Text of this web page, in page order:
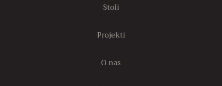
Stoli
Projekti
O nas